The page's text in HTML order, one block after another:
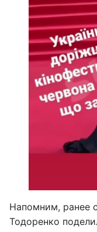
Напомним, ранее
Тодоренко